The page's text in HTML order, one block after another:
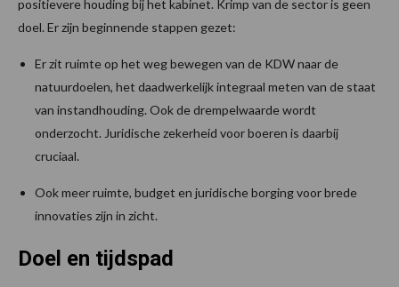
positievere houding bij het kabinet. Krimp van de sector is geen
doel. Er zijn beginnende stappen gezet:
Er zit ruimte op het weg bewegen van de KDW naar de
natuurdoelen, het daadwerkelijk integraal meten van de staat
van instandhouding. Ook de drempelwaarde wordt
onderzocht. Juridische zekerheid voor boeren is daarbij
cruciaal.
Ook meer ruimte, budget en juridische borging voor brede
innovaties zijn in zicht.
Doel en tijdspad